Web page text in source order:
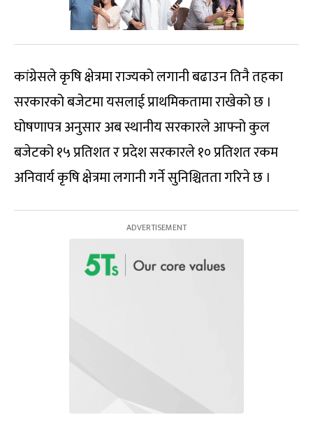
कांग्रेसले कृषि क्षेत्रमा राज्यको लगानी बढाउन तिनै तहका
सरकारको बजेटमा यसलाई प्राथमिकतामा राखेको छ ।
घोषणापत्र अनुसार अब स्थानीय सरकारले आफ्नो कुल
बजेटको १५ प्रतिशत र प्रदेश सरकारले १० प्रतिशत रकम
अनिवार्य कृषि क्षेत्रमा लगानी गर्ने सुनिश्चितता गरिने छ ।